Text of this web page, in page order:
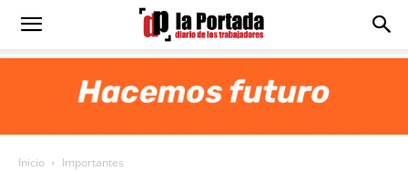
Diario
Inicio Importantes